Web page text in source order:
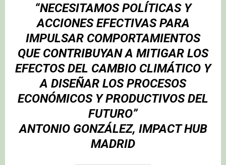
“NECESITAMOS POLÍTICAS Y
ACCIONES EFECTIVAS PARA
IMPULSAR COMPORTAMIENTOS
QUE CONTRIBUYAN A MITIGAR LOS
EFECTOS DEL CAMBIO CLIMÁTICO Y
A DISEÑAR LOS PROCESOS
ECONÓMICOS Y PRODUCTIVOS DEL
FUTURO”
ANTONIO GONZÁLEZ, IMPACT HUB
MADRID